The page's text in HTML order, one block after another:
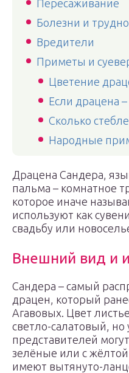
Пересаживание
Болезни и
Вредители
Приметы и
Цветение
Если драцена
Сколько
Народные
Драцена Сандера,
пальма – комнатное
которое иначе
используют как
свадьбу или
Внешний вид и
Сандера – самый
драцен, который
Агавовых. Цвет
светло-салатовый, но
представителей
зелёные или с
имеют вытянуто-